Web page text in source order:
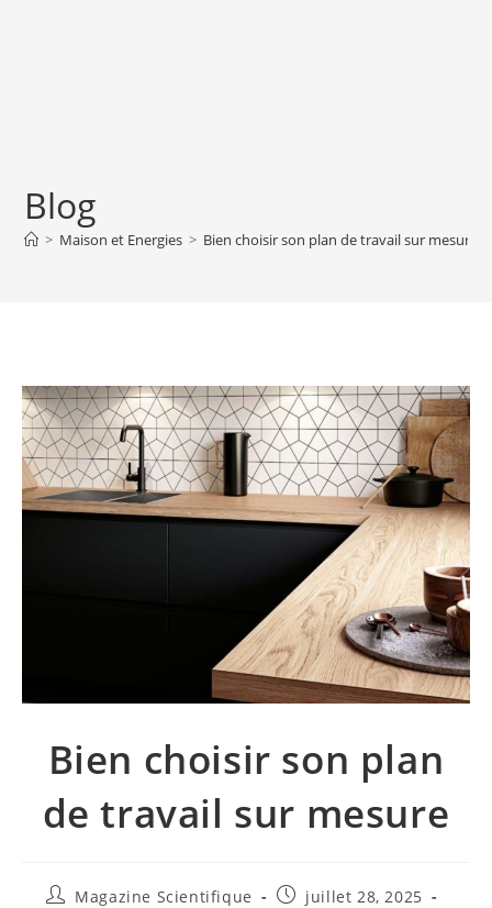
Blog
> Maison et Energies > Bien choisir son plan de travail sur mesure
Bien choisir son plan
de travail sur mesure
Magazine Scientifique
juillet 28, 2025